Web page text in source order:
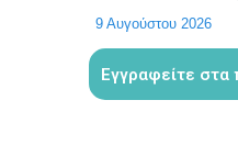
9 Αυγούστου 2026
Εγγραφείτε στα
Τουρισμού